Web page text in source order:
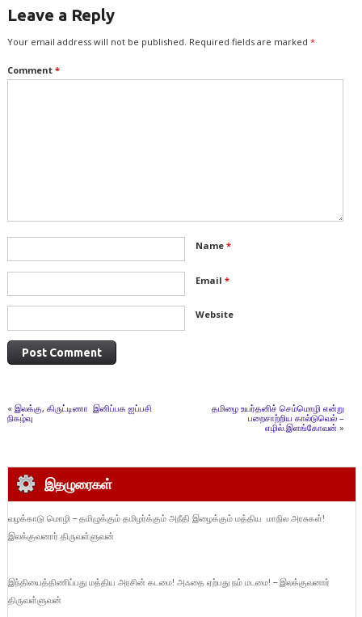
Leave a Reply
Your email address will not be published. Required fields are marked *
Comment *
Name *
Email *
Website
« இலக்கு, கிருட்டிணா இனிப்பக ஐப்பசி
நிகழ்வு
தமிழை உயர்தனிச் செம்மொழி என்று
பறைசாற்றிய கால்டுவெல் –
எழில்.இளங்கோவன் »
இதழுரைகள்
வழக்காடு மொழி – தமிழுக்கும் தமிழர்க்கும் அநீதி இழைக்கும் மத்திய மாநில அரசுகள்!
இலக்குவனார் திருவள்ளுவன்
இந்தியைத்திணிப்பது மத்திய அரசின் கடமை! அஃதை ஏற்பது நம் மடமை! – இலக்குவனார்
திருவள்ளுவன்